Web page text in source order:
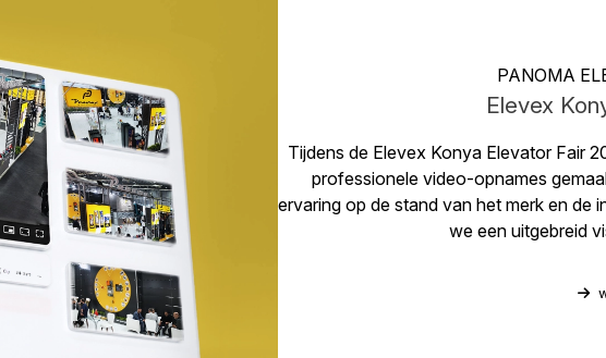
PANOMA
Elevex
Tijdens de Elevex Konya Elevator Fair
professionele video-opnames
ervaring op de stand van het merk en de
we een uitgebreid